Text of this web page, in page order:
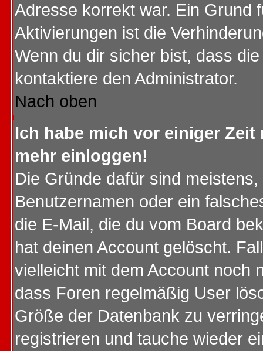
Adresse korrekt war. Ein Grund
Aktivierungen ist die
Wenn du dir sicher bist, dass
kontaktiere den Administrator.
Nach oben
Ich habe mich vor einiger
mehr einloggen!
Die Gründe dafür sind
Benutzernamen oder ein
die E-Mail, die du vom Board
hat deinen Account gelöscht.
vielleicht mit dem Account noch
dass Foren regelmäßig User
Größe der Datenbank zu
registrieren und tauche wieder